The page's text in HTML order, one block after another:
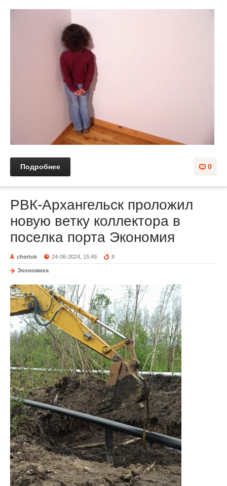
0
Подробнее
РВК-Архангельск проложил
новую ветку коллектора в
поселка порта Экономия
chertok 24-06-2024, 15:49 8
Экономика